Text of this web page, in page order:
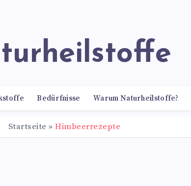
Bedürfnisse Warum Naturheilstoffe?
Startseite »Himbeerrezepte